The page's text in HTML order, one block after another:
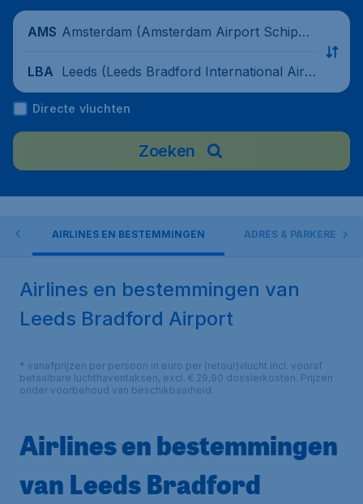
AMS Amsterdam (Amsterdam Airport Schipho
LBA Leeds (Leeds Bradford International Airp
ort), United Kingdom
Directe vluchten
Zoeken
AIRLINES EN BESTEMMINGEN ADRES & PARKEREN
Airlines en bestemmingen van
Leeds Bradford Airport
* vanafprijzen per persoon in euro per (retour)vlucht incl. vooraf
betaalbare luchthaventaksen, excl. € 29,90 dossierkosten. Prijzen
onder voorbehoud van beschikbaarheid.
Airlines en bestemmingen
van Leeds Bradford